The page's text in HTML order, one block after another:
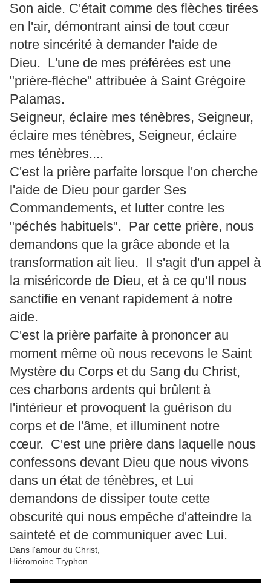
Son aide. C'était comme des flèches tirées
en l'air, démontrant ainsi de tout cœur
notre sincérité à demander l'aide de
Dieu. L'une de mes préférées est une
"prière-flèche" attribuée à Saint Grégoire
Palamas.
Seigneur, éclaire mes ténèbres, Seigneur,
éclaire mes ténèbres, Seigneur, éclaire
mes ténèbres....
C'est la prière parfaite lorsque l'on cherche
l'aide de Dieu pour garder Ses
Commandements, et lutter contre les
"péchés habituels". Par cette prière, nous
demandons que la grâce abonde et la
transformation ait lieu. Il s'agit d'un appel à
la miséricorde de Dieu, et à ce qu'Il nous
sanctifie en venant rapidement à notre
aide.
C'est la prière parfaite à prononcer au
moment même où nous recevons le Saint
Mystère du Corps et du Sang du Christ,
ces charbons ardents qui brûlent à
l'intérieur et provoquent la guérison du
corps et de l'âme, et illuminent notre
cœur. C'est une prière dans laquelle nous
confessons devant Dieu que nous vivons
dans un état de ténèbres, et Lui
demandons de dissiper toute cette
obscurité qui nous empêche d'atteindre la
sainteté et de communiquer avec Lui.
Dans l'amour du Christ,
Hiéromoine Tryphon